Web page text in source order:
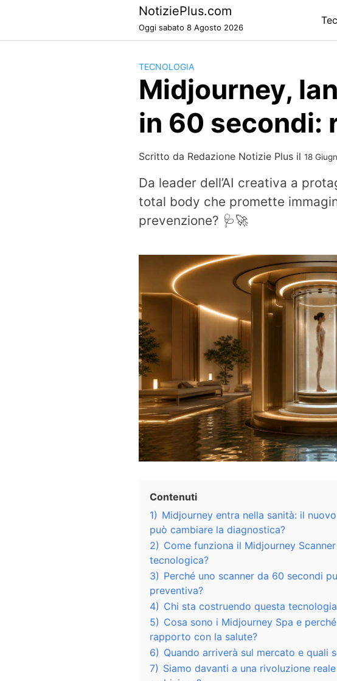
NotiziePlus.com
Oggi sabato 8 Agosto 2026
TECNOLOGIA
Midjourney,
in 60 secondi:
Scritto da Redazione Notizie Plus il 18
Da leader dell’AI creativa a
total body che promette
prevenzione? 🩺🚀
Contenuti
1) Midjourney entra nella sanità: il
può cambiare la diagnostica?
2) Come funziona il Midjourney
tecnologica?
3) Perché uno scanner da 60 secondi
preventiva?
4) Chi sta costruendo questa
5) Cosa sono i Midjourney Spa e
rapporto con la salute?
6) Quando arriverà sul mercato e quali
7) Siamo davanti a una rivoluzione